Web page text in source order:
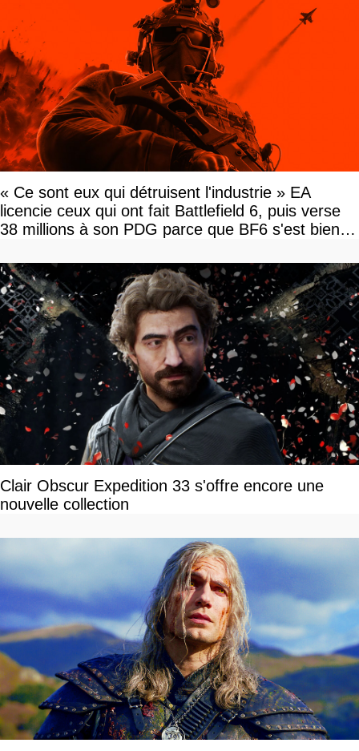
« Ce sont eux qui détruisent l'industrie » EA
licencie ceux qui ont fait Battlefield 6, puis verse
38 millions à son PDG parce que BF6 s'est bien
Clair Obscur Expedition 33 s'offre encore une
nouvelle collection